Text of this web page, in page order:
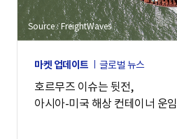
Source : FreightWaves
마켓 업데이트 글로벌 뉴스
호르무즈 이슈는 뒷전,
아시아-미국 해상 컨테이너 운임